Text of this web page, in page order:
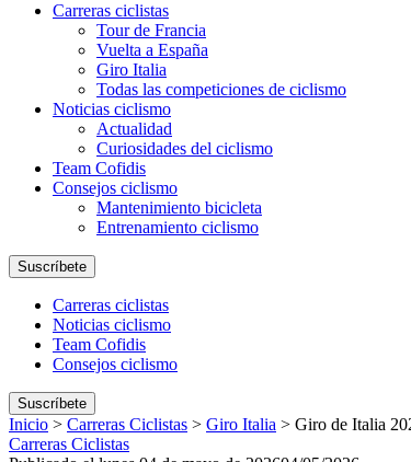
Carreras ciclistas
Tour de Francia
Vuelta a España
Giro Italia
Todas las competiciones de ciclismo
Noticias ciclismo
Actualidad
Curiosidades del ciclismo
Team Cofidis
Consejos ciclismo
Mantenimiento bicicleta
Entrenamiento ciclismo
Suscríbete
Carreras ciclistas
Noticias ciclismo
Team Cofidis
Consejos ciclismo
Suscríbete
Inicio > Carreras Ciclistas > Giro Italia > Giro de Italia
Carreras Ciclistas